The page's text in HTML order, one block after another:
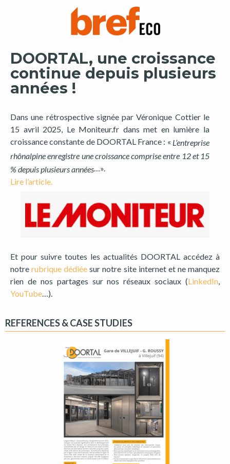
DOORTAL, une croissance
continue depuis plusieurs
années !
Dans une rétrospective signée par Véronique Cottier le
15 avril 2025, Le Moniteur.fr dans met en lumière la
croissance constante de DOORTAL France : « L’entreprise
rhônalpine enregistre une croissance comprise entre 12 et 15
% depuis plusieurs années…».
Lire l’article.
Et pour suivre toutes les actualités DOORTAL accédez à
notrerubrique dédiée sur notre site internet et ne manquez
rien de nos partages sur nos réseaux sociaux (LinkedIn
YouTube …).
REFERENCES & CASE STUDIES